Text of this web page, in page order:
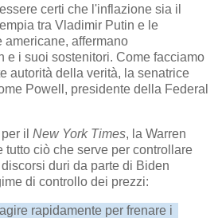
certi che l'inflazione sia il
tra Vladimir Putin e le
affermano
e i suoi sostenitori. Come facciamo
autorità della verità, la senatrice
Powell, presidente della Federal
per il New York Times, la Warren
tutto ciò che serve per controllare
duri da parte di Biden
di controllo dei prezzi:
rapidamente per frenare i